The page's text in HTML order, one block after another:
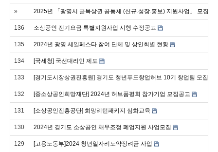
» 2025년 「광명시 골목상권 공동체 (신규.성장.홍보) 지원사업」 모집 공
136 소상공인 전기요금 특별지원사업 시행 수정공고
135 2024년 광명 세일페스타 참여 단체 및 상인회별 현황
134 [국세청] 국선대리인 제도
133 [경기도시장상권진흥원] 경기도 청년푸드창업허브 10기 창업팀 모집
132 [중소상공인희망재단] 2024년 허브품평회 참가기업 모집공고
131 [소상공인진흥공단] 희망리턴패키지 심화교육
130 2024년 경기도 소상공인 채무조정 폐업지원 사업모집
129 [고용노동부]2024 청년일자리도약장려금 사업